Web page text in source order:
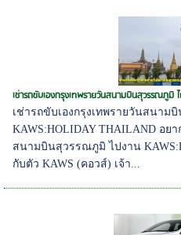
เช่ารถขับเองกรุงเทพรายวันสนามบินสุวรรณภูมิ
เช่ารถขับเองกรุงเทพรายวันสนา
KAWS:HOLIDAY THAILAND อย
สนามบินสุวรรณภูมิ ไปงาน
กับตัว KAWS (คอวส์) เจ้า...